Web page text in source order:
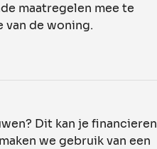
maatregelen mee te
van de woning.
Dit kan je financieren
we gebruik van een